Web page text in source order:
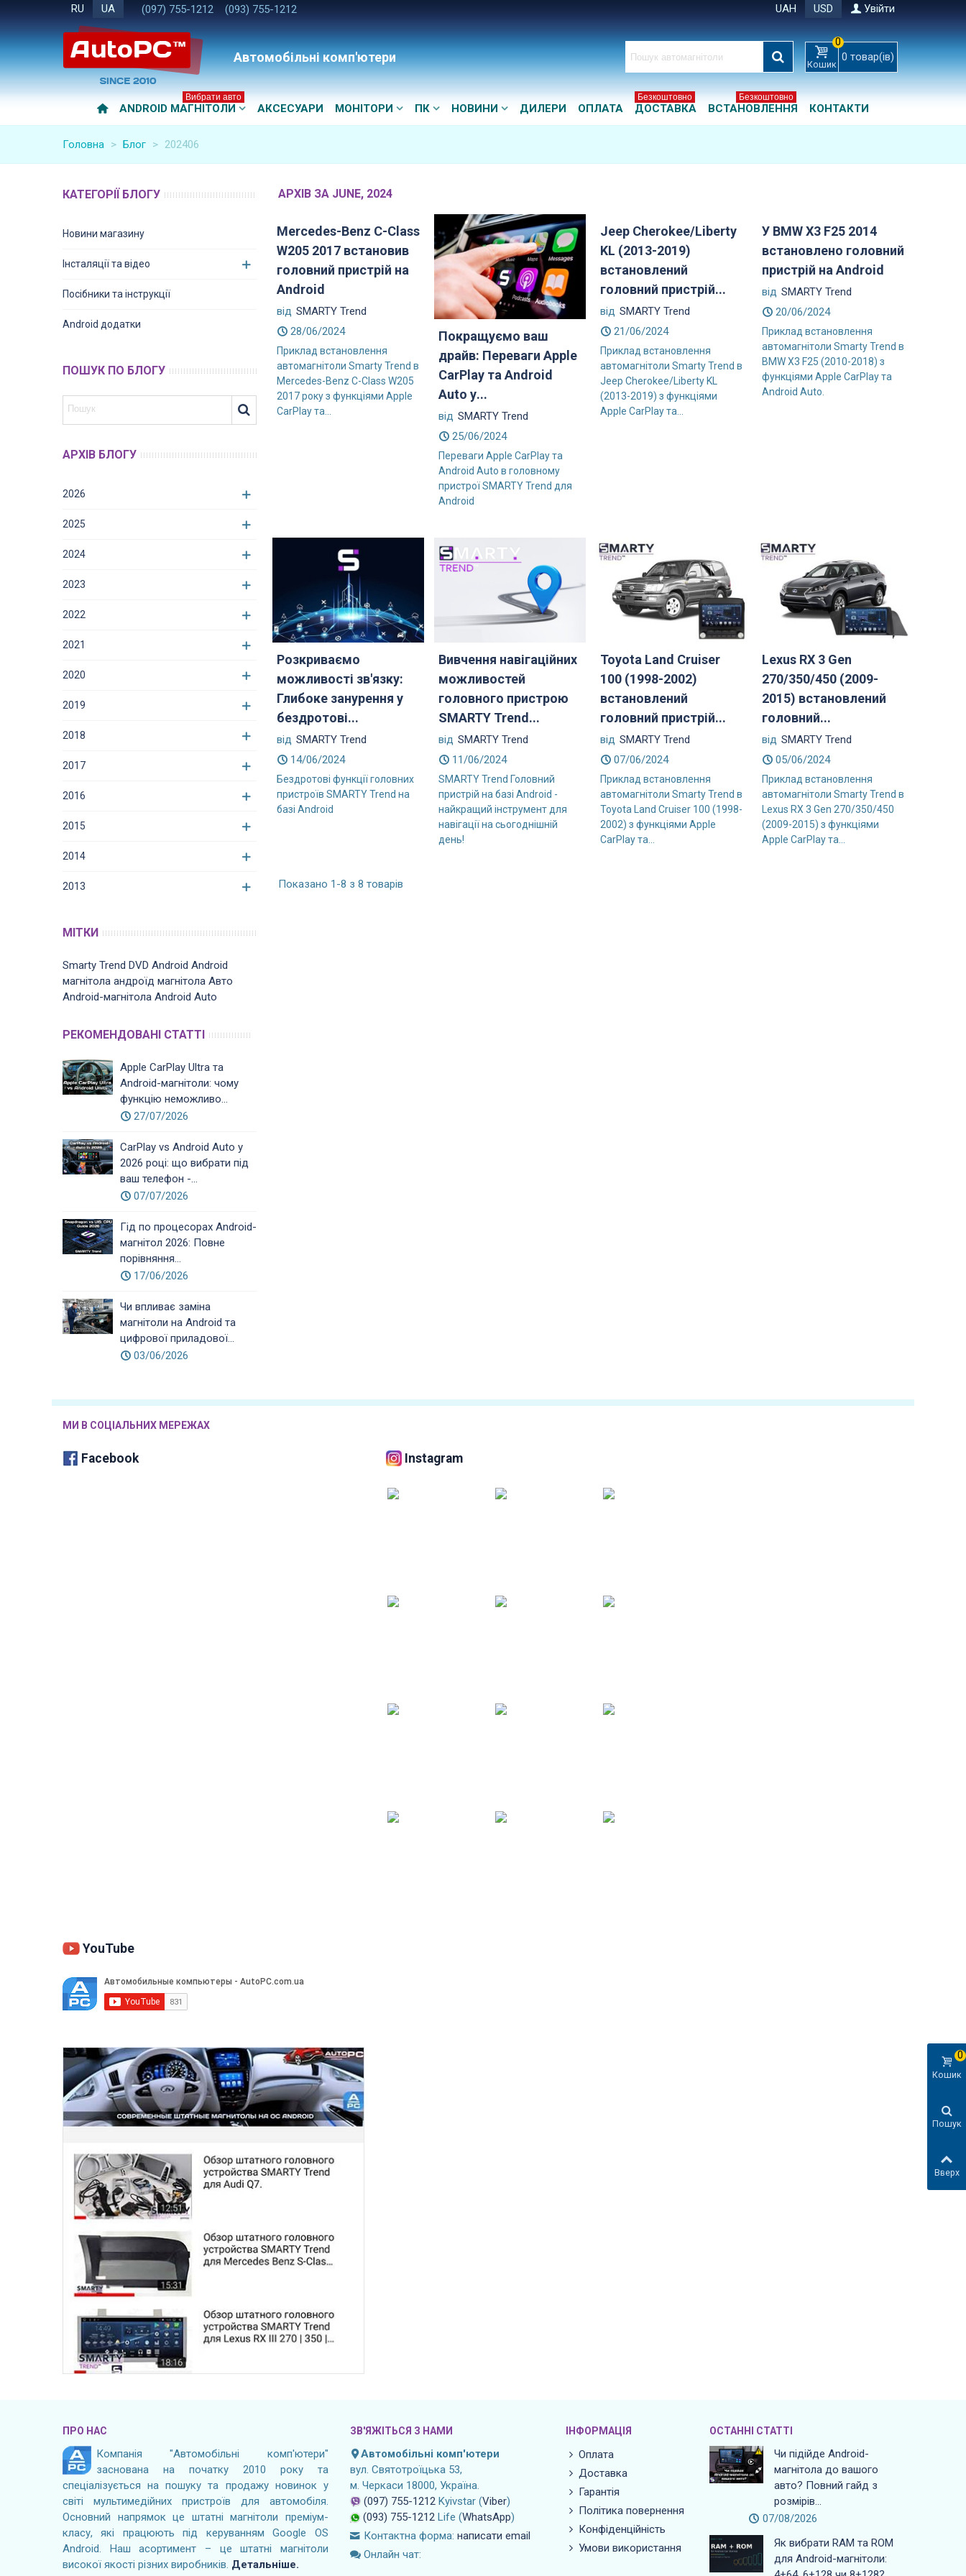
RU UA (097) 755-1212 (093) 755-1212 UAH USD Увійти
Автомобільні комп'ютери Кошик
0
0 товар(ів)
ANDROID МАГНІТОЛИ
Вибрати авто
АКСЕСУАРИ МОНІТОРИ ПК НОВИНИ ДИЛЕРИ ОПЛАТА ДОСТАВКА
Безкоштовно
ВСТАНОВЛЕННЯ
Безкоштовно
КОНТАКТИ
Головна > Блог > 202406
КАТЕГОРІЇ БЛОГУ
Новини магазину
Інсталяції та відео
Посібники та інструкції
Android додатки
ПОШУК ПО БЛОГУ
АРХІВ БЛОГУ
2026
2025
2024
2023
2022
2021
2020
2019
2018
2017
2016
2015
2014
2013
МІТКИ
Smarty Trend DVD Android Android
магнітола андроїд магнітола Авто
Android-магнітола Android Auto
РЕКОМЕНДОВАНІ СТАТТІ
Apple CarPlay Ultra та
Android-магнітоли: чому
функцію неможливо...
27/07/2026
CarPlay vs Android Auto у
2026 році: що вибрати під
ваш телефон -...
07/07/2026
Гід по процесорах Android-
магнітол 2026: Повне
порівняння...
17/06/2026
Чи впливає заміна
магнітоли на Android та
цифрової приладової...
03/06/2026
АРХІВ ЗА JUNE, 2024
Mercedes-Benz C-Class
W205 2017 встановив
головний пристрій на
Android
від SMARTY Trend
28/06/2024
Приклад встановлення
автомагнітоли Smarty Trend в
Mercedes-Benz C-Class W205
2017 року з функціями Apple
CarPlay та...
Покращуємо ваш
драйв: Переваги Apple
CarPlay та Android
Auto у...
від SMARTY Trend
25/06/2024
Переваги Apple CarPlay та
Android Auto в головному
пристрої SMARTY Trend для
Android
Jeep Cherokee/Liberty
KL (2013-2019)
встановлений
головний пристрій...
від SMARTY Trend
21/06/2024
Приклад встановлення
автомагнітоли Smarty Trend в
Jeep Cherokee/Liberty KL
(2013-2019) з функціями
Apple CarPlay та...
У BMW X3 F25 2014
встановлено головний
пристрій на Android
від SMARTY Trend
20/06/2024
Приклад встановлення
автомагнітоли Smarty Trend в
BMW X3 F25 (2010-2018) з
функціями Apple CarPlay та
Android Auto.
Розкриваємо
можливості зв'язку:
Глибоке занурення у
бездротові...
від SMARTY Trend
14/06/2024
Бездротові функції головних
пристроїв SMARTY Trend на
базі Android
Вивчення навігаційних
можливостей
головного пристрою
SMARTY Trend...
від SMARTY Trend
11/06/2024
SMARTY Trend Головний
пристрій на базі Android -
найкращий інструмент для
навігації на сьогоднішній
день!
Toyota Land Cruiser
100 (1998-2002)
встановлений
головний пристрій...
від SMARTY Trend
07/06/2024
Приклад встановлення
автомагнітоли Smarty Trend в
Toyota Land Cruiser 100 (1998-
2002) з функціями Apple
CarPlay та...
Lexus RX 3 Gen
270/350/450 (2009-
2015) встановлений
головний...
від SMARTY Trend
05/06/2024
Приклад встановлення
автомагнітоли Smarty Trend в
Lexus RX 3 Gen 270/350/450
(2009-2015) з функціями
Apple CarPlay та...
Показано 1-8 з 8 товарів
МИ В СОЦІАЛЬНИХ МЕРЕЖАХ
Facebook Instagram
YouTube
ПРО НАС
Компанія "Автомобільні комп'ютери"
заснована на початку 2010 року та
спеціалізується на пошуку та продажу новинок у
світі мультимедійних пристроїв для автомобіля.
Основний напрямок це штатні магнітоли преміум-
класу, які працюють під керуванням Google OS
Android. Наш асортимент – це штатні магнітоли
високої якості різних виробників. Детальніше.
ЗВ'ЯЖІТЬСЯ З НАМИ
Автомобільні комп'ютери
вул. Святотроїцька 53,
м. Черкаси 18000, Україна.
(097) 755-1212 Kyivstar (Viber)
(093) 755-1212 Life (WhatsApp)
Контактна форма: написати email
Онлайн чат:
ІНФОРМАЦІЯ
Оплата
Доставка
Гарантія
Політика повернення
Конфіденційність
Умови використання
ОСТАННІ СТАТТІ
Чи підійде Android-
магнітола до вашого
авто? Повний гайд з
розмірів...
07/08/2026
Як вибрати RAM та ROM
для Android-магнітоли:
Кошик
0
Пошук
Вверх